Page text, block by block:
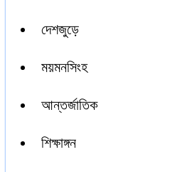
দেশজুড়ে
ময়মনসিংহ
আন্তর্জাতিক
শিক্ষাঙ্গন